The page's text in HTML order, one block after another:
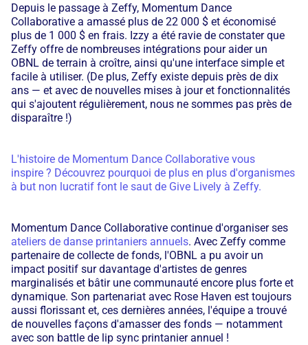
Depuis le passage à Zeffy, Momentum Dance
Collaborative a amassé plus de 22 000 $ et économisé
plus de 1 000 $ en frais. Izzy a été ravie de constater que
Zeffy offre de nombreuses intégrations pour aider un
OBNL de terrain à croître, ainsi qu'une interface simple et
facile à utiliser. (De plus, Zeffy existe depuis près de dix
ans — et avec de nouvelles mises à jour et fonctionnalités
qui s'ajoutent régulièrement, nous ne sommes pas près de
disparaître !)
L'histoire de Momentum Dance Collaborative vous
inspire ? Découvrez pourquoi de plus en plus d'organismes
à but non lucratif font le saut de Give Lively à Zeffy.
Momentum Dance Collaborative continue d'organiser ses
ateliers de danse printaniers annuels. Avec Zeffy comme
partenaire de collecte de fonds, l'OBNL a pu avoir un
impact positif sur davantage d'artistes de genres
marginalisés et bâtir une communauté encore plus forte et
dynamique. Son partenariat avec Rose Haven est toujours
aussi florissant et, ces dernières années, l'équipe a trouvé
de nouvelles façons d'amasser des fonds — notamment
avec son battle de lip sync printanier annuel !